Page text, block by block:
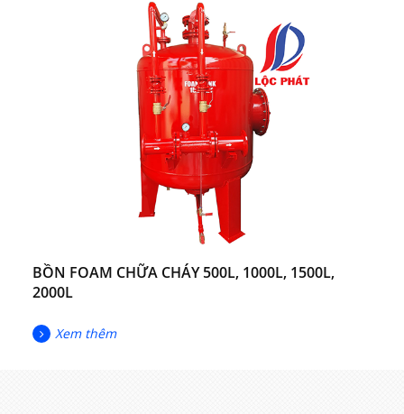
BỒN FOAM CHỮA CHÁY 500L, 1000L, 1500L,
2000L
Xem thêm